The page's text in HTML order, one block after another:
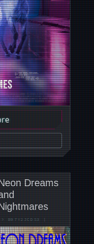
Dreams
> B07Y2JCDS3 |